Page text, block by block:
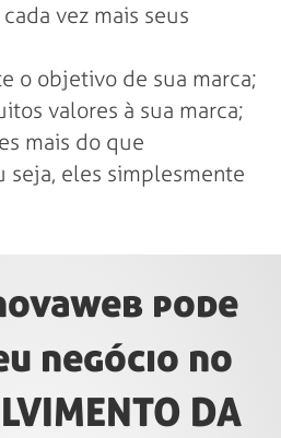
vez mais seus
o objetivo de sua marca;
valores à sua marca;
mais do que
seja, eles simplesmente
pode
negócio no
DA